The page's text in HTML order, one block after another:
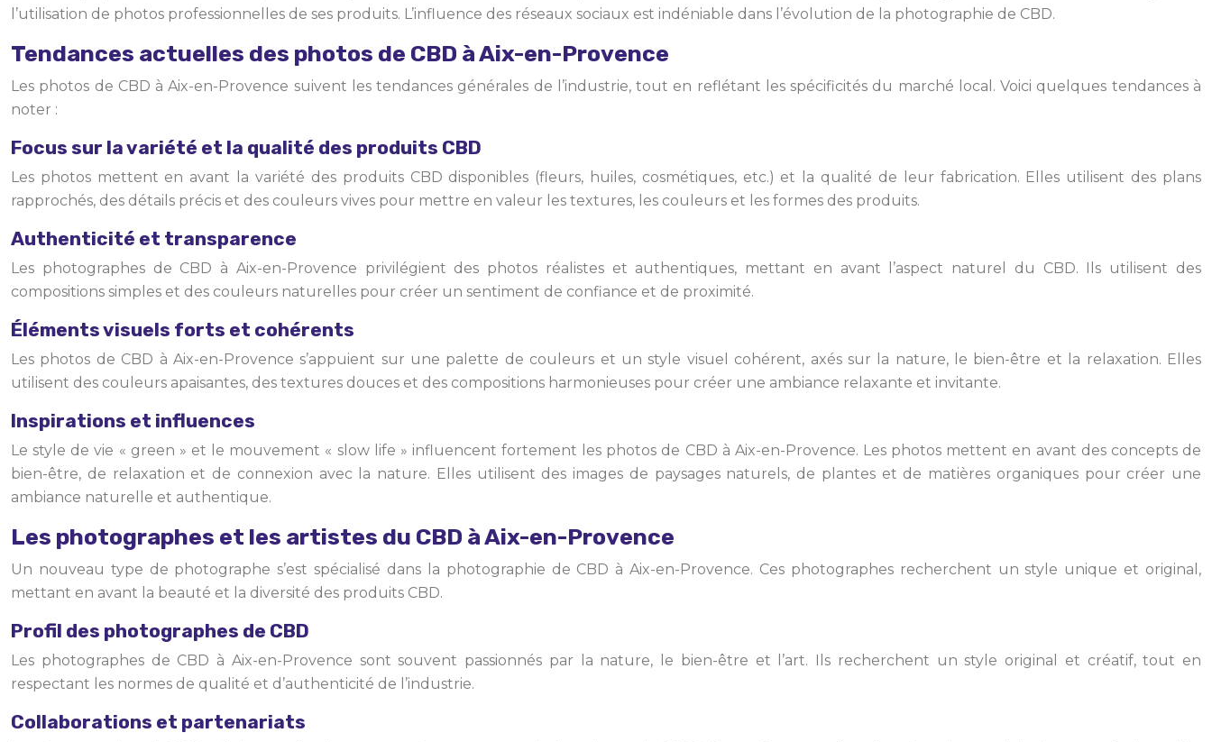
l’utilisation de photos professionnelles de ses produits. L’influence des réseaux sociaux est indéniable dans l’évolution de la photographie de CBD.
Tendances actuelles des photos de CBD à Aix-en-Provence
Les photos de CBD à Aix-en-Provence suivent les tendances générales de l’industrie, tout en reflétant les spécificités du marché local. Voici quelques tendances à
noter :
Focus sur la variété et la qualité des produits CBD
Les photos mettent en avant la variété des produits CBD disponibles (fleurs, huiles, cosmétiques, etc.) et la qualité de leur fabrication. Elles utilisent des plans
rapprochés, des détails précis et des couleurs vives pour mettre en valeur les textures, les couleurs et les formes des produits.
Authenticité et transparence
Les photographes de CBD à Aix-en-Provence privilégient des photos réalistes et authentiques, mettant en avant l’aspect naturel du CBD. Ils utilisent des
compositions simples et des couleurs naturelles pour créer un sentiment de confiance et de proximité.
Éléments visuels forts et cohérents
Les photos de CBD à Aix-en-Provence s’appuient sur une palette de couleurs et un style visuel cohérent, axés sur la nature, le bien-être et la relaxation. Elles
utilisent des couleurs apaisantes, des textures douces et des compositions harmonieuses pour créer une ambiance relaxante et invitante.
Inspirations et influences
Le style de vie « green » et le mouvement « slow life » influencent fortement les photos de CBD à Aix-en-Provence. Les photos mettent en avant des concepts de
bien-être, de relaxation et de connexion avec la nature. Elles utilisent des images de paysages naturels, de plantes et de matières organiques pour créer une
ambiance naturelle et authentique.
Les photographes et les artistes du CBD à Aix-en-Provence
Un nouveau type de photographe s’est spécialisé dans la photographie de CBD à Aix-en-Provence. Ces photographes recherchent un style unique et original,
mettant en avant la beauté et la diversité des produits CBD.
Profil des photographes de CBD
Les photographes de CBD à Aix-en-Provence sont souvent passionnés par la nature, le bien-être et l’art. Ils recherchent un style original et créatif, tout en
respectant les normes de qualité et d’authenticité de l’industrie.
Collaborations et partenariats